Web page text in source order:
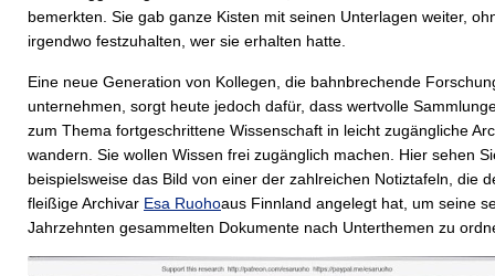
bemerkten. Sie gab ganze Kisten mit seinen Unterlagen weiter,
irgendwo festzuhalten, wer sie erhalten hatte.
Eine neue Generation von Kollegen, die bahnbrechende
unternehmen, sorgt heute jedoch dafür, dass wertvolle
zum Thema fortgeschrittene Wissenschaft in leicht zugängliche
wandern. Sie wollen Wissen frei zugänglich machen. Hier sehen
beispielsweise das Bild von einer der zahlreichen Notiztafeln, die
fleißige Archivar Esa Ruohoaus Finnland angelegt hat, um seine
Jahrzehnten gesammelten Dokumente nach Unterthemen zu